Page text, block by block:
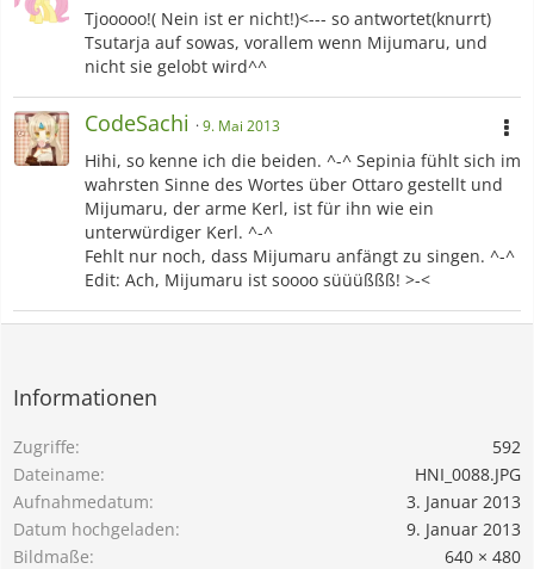
Tjooooo!( Nein ist er nicht!)<--- so antwortet(knurrt)
Tsutarja auf sowas, vorallem wenn Mijumaru, und
nicht sie gelobt wird^^
CodeSachi 9. Mai 2013
Hihi, so kenne ich die beiden. ^-^ Sepinia fühlt sich im
wahrsten Sinne des Wortes über Ottaro gestellt und
Mijumaru, der arme Kerl, ist für ihn wie ein
unterwürdiger Kerl. ^-^
Fehlt nur noch, dass Mijumaru anfängt zu singen. ^-^
Edit: Ach, Mijumaru ist soooo süüüßßß! >-<
Informationen
Zugriffe
592
Dateiname
HNI_0088.JPG
Aufnahmedatum
3. Januar 2013
Datum hochgeladen
9. Januar 2013
Bildmaße
640 × 480